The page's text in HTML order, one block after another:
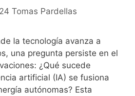
Tomas Pardellas
la tecnología avanza a
una pregunta persiste en el
¿Qué sucede
artificial (IA) se fusiona
autónomas? Esta